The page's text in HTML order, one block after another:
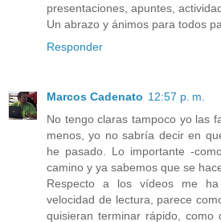
presentaciones, apuntes,
Un abrazo y ánimos para todos
Responder
Marcos Cadenato 12:57 p. m.
No tengo claras tampoco yo las
menos, yo no sabría decir en
he pasado. Lo importante -
camino y ya sabemos que se
Respecto a los vídeos me
velocidad de lectura, parece
quisieran terminar rápido, como